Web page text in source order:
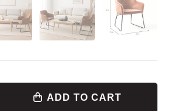
ADD TO CART